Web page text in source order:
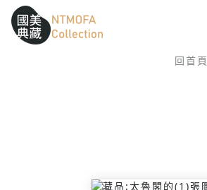
跳到中間主要內容區
網站導覽
:::
回首頁